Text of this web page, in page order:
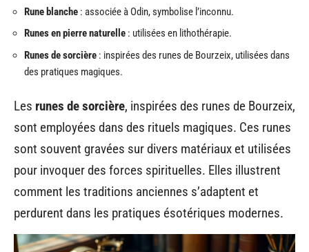
Rune blanche : associée à Odin, symbolise l’inconnu.
Runes en pierre naturelle : utilisées en lithothérapie.
Runes de sorcière : inspirées des runes de Bourzeix, utilisées dans
des pratiques magiques.
Les runes de sorcière, inspirées des runes de Bourzeix,
sont employées dans des rituels magiques. Ces runes
sont souvent gravées sur divers matériaux et utilisées
pour invoquer des forces spirituelles. Elles illustrent
comment les traditions anciennes s’adaptent et
perdurent dans les pratiques ésotériques modernes.